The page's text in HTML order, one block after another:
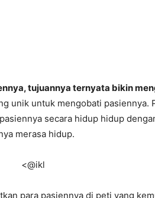
tujuannya ternyata bikin
unik untuk mengobati pasiennya.
secara hidup hidup
merasa hidup.
<@ikl
para pasiennya di peti yang